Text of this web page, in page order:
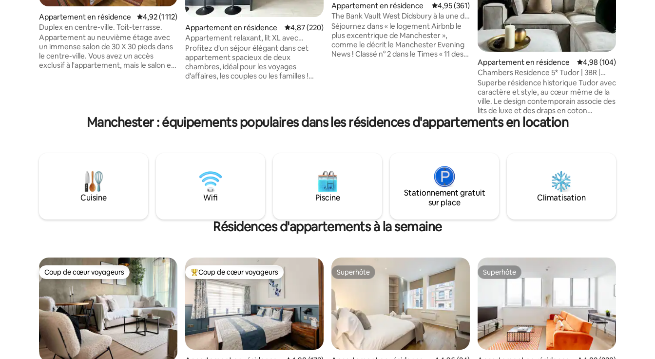
Appartement en résidence Évaluation moyenne sur la base de 1 112 commentaires : 4,92 sur 5
4,92 (1 112)
Duplex en centre-ville. Toit-terrasse.
Appartement au neuvième étage avec
un immense salon de 30 X 30 pieds dans
le centre-ville. Vous avez un accès
exclusif à l'appartement, mais le salon est
Chambre double avec accès à votre
propre salle de bain. Canapé-lit séparé
laissés aux risques des propriétaires.
Appartement en résidence Évaluation moyenne sur la base de 220 commentaires : 4,87 sur 5
4,87 (220)
Appartement relaxant, lit XL avec
terrasse et parking
Profitez d'un séjour élégant dans cet
appartement spacieux de deux
chambres, idéal pour les voyages
d'affaires, les couples ou les familles !
doté d'une immense télévision de
80 pouces. Vous aurez également un
Chapel Street, avec un accès facile à
Manchester.
Appartement en résidence Évaluation moyenne sur la base de 361 commentaires : 4,95 sur 5
4,95 (361)
The Bank Vault West Didsbury à la une de
la presse
Séjournez dans « le logement Airbnb le
plus excentrique de Manchester »,
comme le décrit le Manchester Evening
News ! Classé n° 2 dans le Times « 11 des
fresque murale de l'artiste brésilien
Bailon, c'est un endroit unique ! Chiens
Appartement en résidence Évaluation moyenne
4,98 (104)
Chambers Residence 5* Tudor | 3BR |
Penthouse
Superbe résidence historique Tudor avec
caractère et style, au cœur même de la
ville. Le design contemporain associe des
lits de luxe et des draps en coton
égyptien à des éléments d'origine, tels
que les poutres apparentes, les plafonds
luxe de l'hôtel et qui préfèrent la
commodité des séjours Airbnb.
L'emplacement ne pourrait être meilleur,
avec de nombreux points d'intérêt à
Manchester : équipements populaires dans les résidences d'appartements en location
Cuisine Wifi Piscine
Stationnement gratuit
sur place
Climatisation
Résidences d'appartements à la semaine
Coup de cœur voyageurs
Coup de cœur voyageurs Coups de cœur voyageurs les plus appréciés
Coup de cœur voyageurs Superhôte
Superhôte Superhôte
Superhôte